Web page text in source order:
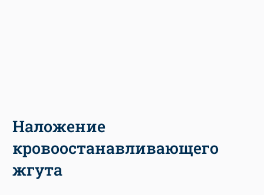
Наложение
кровоостанавливающего
жгута